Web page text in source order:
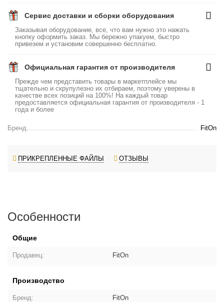
Сервис доставки и сборки оборудования
Заказывая оборудование, все, что вам нужно это нажать
кнопку оформить заказ. Мы бережно упакуем, быстро
привезем и установим совершенно бесплатно.
Официальная гарантия от производителя
Прежде чем представить товары в маркетплейсе мы
тщательно и скрупулезно их отбираем, поэтому уверены в
качестве всех позиций на 100%! На каждый товар
предоставляется официальная гарантия от производителя - 1
года и более
Бренд FitOn
ПРИКРЕПЛЕННЫЕ ФАЙЛЫ ОТЗЫВЫ
Особенности
Общие
Продавец: FitOn
Производство
Бренд: FitOn